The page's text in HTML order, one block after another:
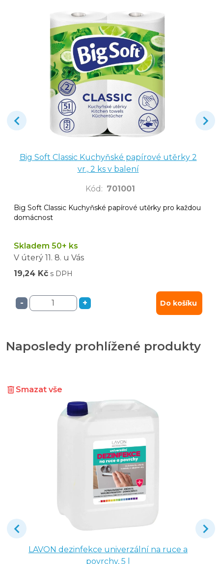
Big Soft Classic Kuchyňské papírové utěrky 2
vr., 2 ks v balení
Kód : 701001
Big Soft Classic Kuchyňské papírové utěrky pro každou
domácnost
Skladem 50+ ks
V úterý 11. 8. u Vás
19,24 Kč s DPH
- + Do košíku
Naposledy prohlížené produkty
Smazat vše
LAVON dezinfekce univerzální na ruce a
povrchy, 5 l